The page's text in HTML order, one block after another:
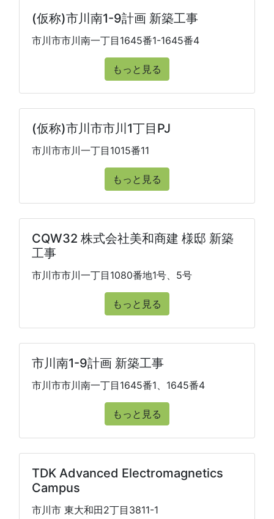
(仮称)市川南1-9計画 新築工事
市川市市川南一丁目1645番1-1645番4
もっと見る
(仮称)市川市市川1丁目PJ
市川市市川一丁目1015番11
もっと見る
CQW32 株式会社美和商建 様邸 新築
工事
市川市市川一丁目1080番地1号、5号
もっと見る
市川南1-9計画 新築工事
市川市市川南一丁目1645番1、1645番4
もっと見る
TDK Advanced Electromagnetics
Campus
市川市 東大和田2丁目3811-1